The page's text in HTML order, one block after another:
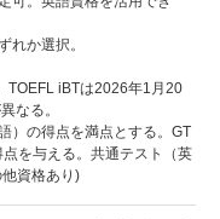
れか選択。
TOEFL iBTは2026年1月20
なる。
）の得点を満点とする。GT
を与える。共通テスト（英
資格あり)